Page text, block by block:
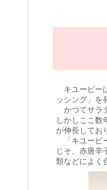
キユーピー
ッシング」を
かつてサラ
しかしここ数
が伸長してお
「キユーピ
じそ、赤唐辛
類などによく